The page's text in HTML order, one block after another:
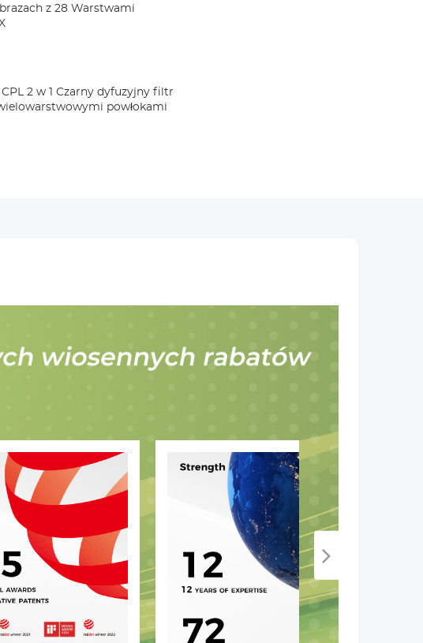
z 28 Warstwami
2 w 1 Czarny dyfuzyjny filtr
powłokami